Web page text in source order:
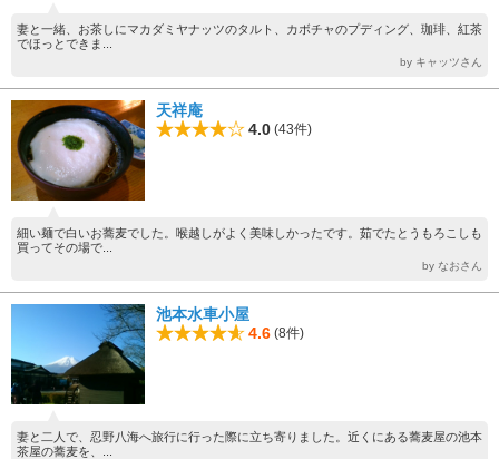
妻と一緒、お茶しにマカダミヤナッツのタルト、カボチャのプディング、珈琲、紅茶
でほっとできま...
by キャッツさん
天祥庵
4.0 (43件)
細い麺で白いお蕎麦でした。喉越しがよく美味しかったです。茹でたとうもろこしも
買ってその場で...
by なおさん
池本水車小屋
4.6 (8件)
妻と二人で、忍野八海へ旅行に行った際に立ち寄りました。近くにある蕎麦屋の池本
茶屋の蕎麦を、...